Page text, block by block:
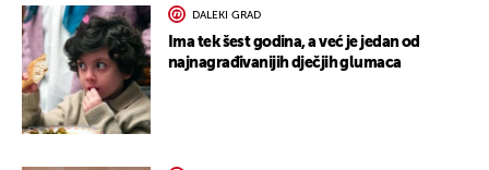
DALEKI GRAD
Ima tek šest godina, a već je jedan od
najnagrađivanijih dječjih glumaca